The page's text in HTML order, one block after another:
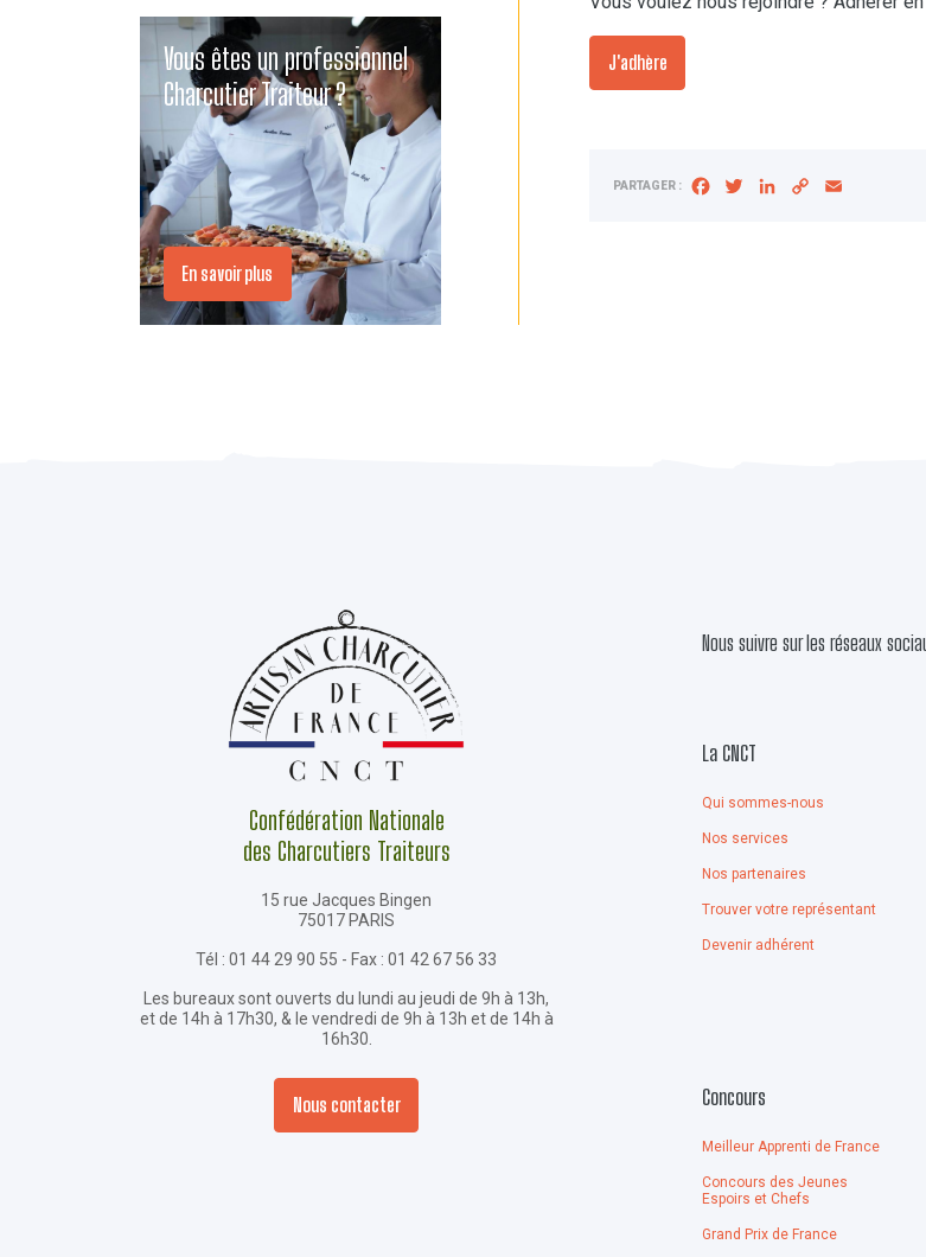
Vous êtes un professionnel
Charcutier Traiteur ?
En savoir plus
J'adhère
PARTAGER : Facebook
TwitterLinkedIn
Copy
Confédération Nationale
des Charcutiers Traiteurs
15 rue Jacques Bingen
75017 PARIS
Tél : 01 44 29 90 55 - Fax : 01 42 67 56 33
Les bureaux sont ouverts du lundi au jeudi de 9h à 13h,
et de 14h à 17h30, & le vendredi de 9h à 13h et de 14h à
16h30.
Nous contacter
Nous suivre sur les réseaux
La CNCT
Qui sommes-nous
Nos services
Nos partenaires
Trouver votre représentant
Devenir adhérent
Concours
Meilleur Apprenti de France
Concours des Jeunes
Espoirs et Chefs
Grand Prix de France